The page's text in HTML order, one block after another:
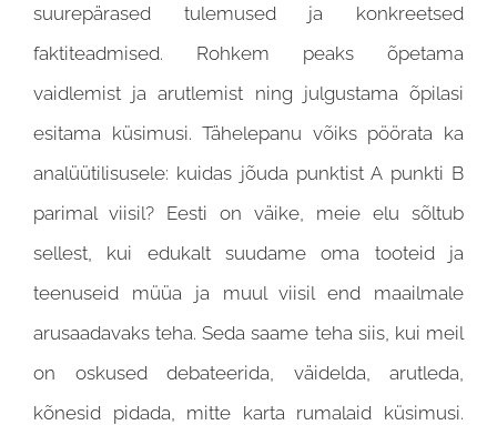
suurepärased tulemused ja konkreetsed
faktiteadmised. Rohkem peaks õpetama
vaidlemist ja arutlemist ning julgustama õpilasi
esitama küsimusi. Tähelepanu võiks pöörata ka
analüütilisusele: kuidas jõuda punktist A punkti B
parimal viisil? Eesti on väike, meie elu sõltub
sellest, kui edukalt suudame oma tooteid ja
teenuseid müüa ja muul viisil end maailmale
arusaadavaks teha. Seda saame teha siis, kui meil
on oskused debateerida, väidelda, arutleda,
kõnesid pidada, mitte karta rumalaid küsimusi.